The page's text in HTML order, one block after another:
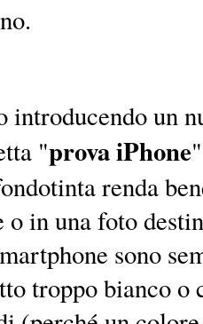
introducendo un
"prova iPhone
renda
o in una foto
sono
troppo bianco